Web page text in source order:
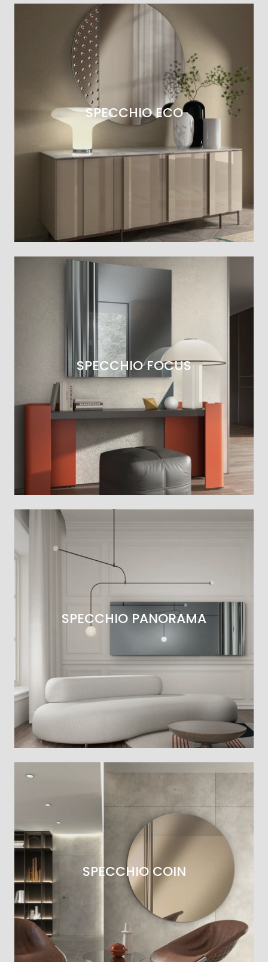
SPECCHIO ECO
SPECCHIO FOCUS
SPECCHIO PANORAMA
SPECCHIO COIN